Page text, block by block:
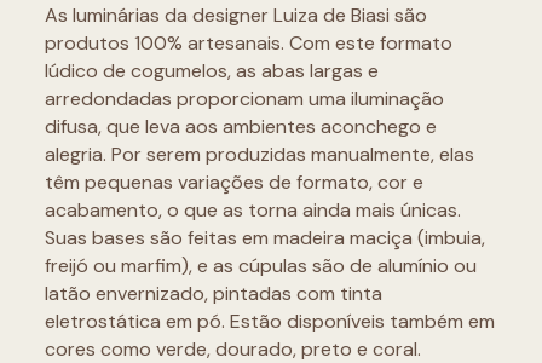
As luminárias da designer Luiza de Biasi são
produtos 100% artesanais. Com este formato
lúdico de cogumelos, as abas largas e
arredondadas proporcionam uma iluminação
difusa, que leva aos ambientes aconchego e
alegria. Por serem produzidas manualmente, elas
têm pequenas variações de formato, cor e
acabamento, o que as torna ainda mais únicas.
Suas bases são feitas em madeira maciça (imbuia,
freijó ou marfim), e as cúpulas são de alumínio ou
latão envernizado, pintadas com tinta
eletrostática em pó. Estão disponíveis também em
cores como verde, dourado, preto e coral.